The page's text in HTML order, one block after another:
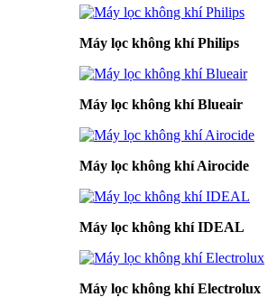
Máy lọc không khí Philips
Máy lọc không khí Blueair
Máy lọc không khí Airocide
Máy lọc không khí IDEAL
Máy lọc không khí Electrolux